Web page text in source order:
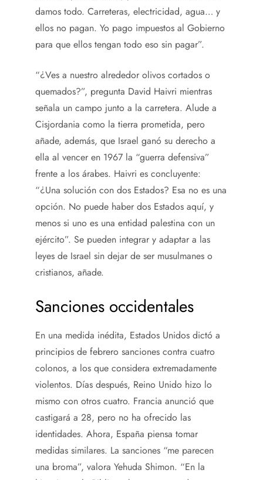
damos todo. Carreteras, electricidad, agua… y
ellos no pagan. Yo pago impuestos al Gobierno
para que ellos tengan todo eso sin pagar”.
“¿Ves a nuestro alrededor olivos cortados o
quemados?”, pregunta David Haivri mientras
señala un campo junto a la carretera. Alude a
Cisjordania como la tierra prometida, pero
añade, además, que Israel ganó su derecho a
ella al vencer en 1967 la “guerra defensiva”
frente a los árabes. Haivri es concluyente:
“¿Una solución con dos Estados? Esa no es una
opción. No puede haber dos Estados aquí, y
menos si uno es una entidad palestina con un
ejército”. Se pueden integrar y adaptar a las
leyes de Israel sin dejar de ser musulmanes o
cristianos, añade.
Sanciones occidentales
En una medida inédita, Estados Unidos dictó a
principios de febrero sanciones contra cuatro
colonos, a los que considera extremadamente
violentos. Días después, Reino Unido hizo lo
mismo con otros cuatro. Francia anunció que
castigará a 28, pero no ha ofrecido las
identidades. Ahora, España piensa tomar
medidas similares. La sanciones “me parecen
una broma”, valora Yehuda Shimon. “En la